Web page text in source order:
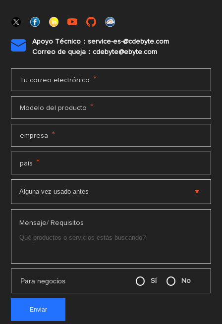

Apoyo Técnico：service-es-@cdebyte.com
Correo de queja：cdebyte@ebyte.com
Tu correo electrónico *
Modelo del producto *
empresa *
país *
Mensaje/ Requisitos
Para negocios Sí No